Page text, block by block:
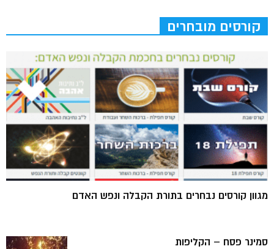
קורסים מובחרים
מגוון קורסים נבחרים בתורת הקבלה ונפש האדם
סמינר פסח – הקליפות